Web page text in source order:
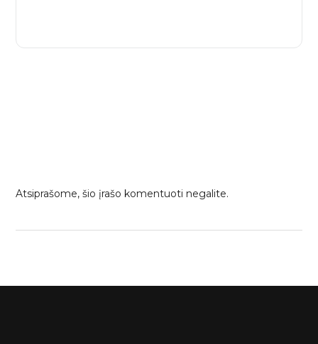
Atsiprašome, šio įrašo komentuoti negalite.